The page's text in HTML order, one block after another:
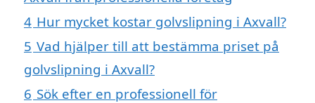
4 Hur mycket kostar golvslipning i Axvall?
5 Vad hjälper till att bestämma priset på
golvslipning i Axvall?
6 Sök efter en professionell för